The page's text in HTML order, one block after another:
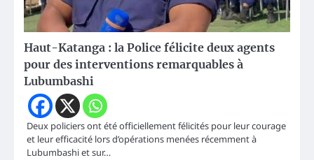
Haut-Katanga : la Police félicite deux agents
pour des interventions remarquables à
Lubumbashi
Deux policiers ont été officiellement félicités pour leur courage
et leur efficacité lors d’opérations menées récemment à
Lubumbashi et sur…